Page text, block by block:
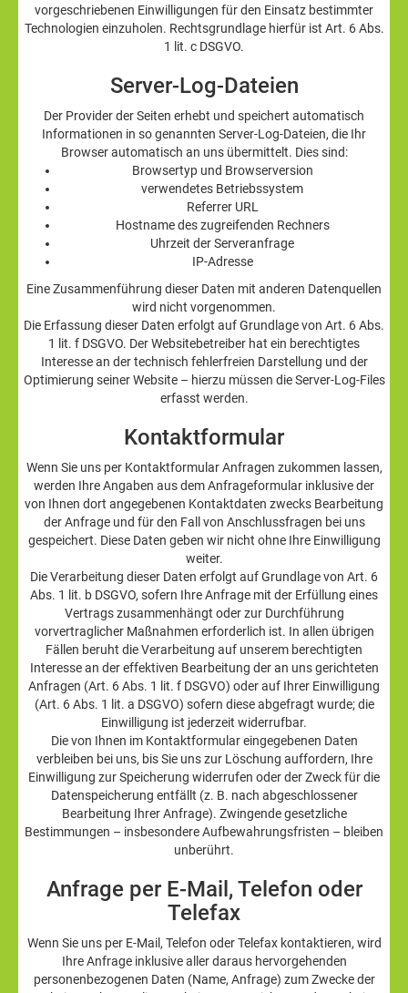
vorgeschriebenen Einwilligungen für den Einsatz bestimmter
Technologien einzuholen. Rechtsgrundlage hierfür ist Art. 6 Abs.
1 lit. c DSGVO.
Server-Log-Dateien
Der Provider der Seiten erhebt und speichert automatisch
Informationen in so genannten Server-Log-Dateien, die Ihr
Browser automatisch an uns übermittelt. Dies sind:
Browsertyp und Browserversion
verwendetes Betriebssystem
Referrer URL
Hostname des zugreifenden Rechners
Uhrzeit der Serveranfrage
IP-Adresse
Eine Zusammenführung dieser Daten mit anderen Datenquellen
wird nicht vorgenommen.
Die Erfassung dieser Daten erfolgt auf Grundlage von Art. 6 Abs.
1 lit. f DSGVO. Der Websitebetreiber hat ein berechtigtes
Interesse an der technisch fehlerfreien Darstellung und der
Optimierung seiner Website – hierzu müssen die Server-Log-Files
erfasst werden.
Kontaktformular
Wenn Sie uns per Kontaktformular Anfragen zukommen lassen,
werden Ihre Angaben aus dem Anfrageformular inklusive der
von Ihnen dort angegebenen Kontaktdaten zwecks Bearbeitung
der Anfrage und für den Fall von Anschlussfragen bei uns
gespeichert. Diese Daten geben wir nicht ohne Ihre Einwilligung
weiter.
Die Verarbeitung dieser Daten erfolgt auf Grundlage von Art. 6
Abs. 1 lit. b DSGVO, sofern Ihre Anfrage mit der Erfüllung eines
Vertrags zusammenhängt oder zur Durchführung
vorvertraglicher Maßnahmen erforderlich ist. In allen übrigen
Fällen beruht die Verarbeitung auf unserem berechtigten
Interesse an der effektiven Bearbeitung der an uns gerichteten
Anfragen (Art. 6 Abs. 1 lit. f DSGVO) oder auf Ihrer Einwilligung
(Art. 6 Abs. 1 lit. a DSGVO) sofern diese abgefragt wurde; die
Einwilligung ist jederzeit widerrufbar.
Die von Ihnen im Kontaktformular eingegebenen Daten
verbleiben bei uns, bis Sie uns zur Löschung auffordern, Ihre
Einwilligung zur Speicherung widerrufen oder der Zweck für die
Datenspeicherung entfällt (z. B. nach abgeschlossener
Bearbeitung Ihrer Anfrage). Zwingende gesetzliche
Bestimmungen – insbesondere Aufbewahrungsfristen – bleiben
unberührt.
Anfrage per E-Mail, Telefon oder
Telefax
Wenn Sie uns per E-Mail, Telefon oder Telefax kontaktieren, wird
Ihre Anfrage inklusive aller daraus hervorgehenden
personenbezogenen Daten (Name, Anfrage) zum Zwecke der